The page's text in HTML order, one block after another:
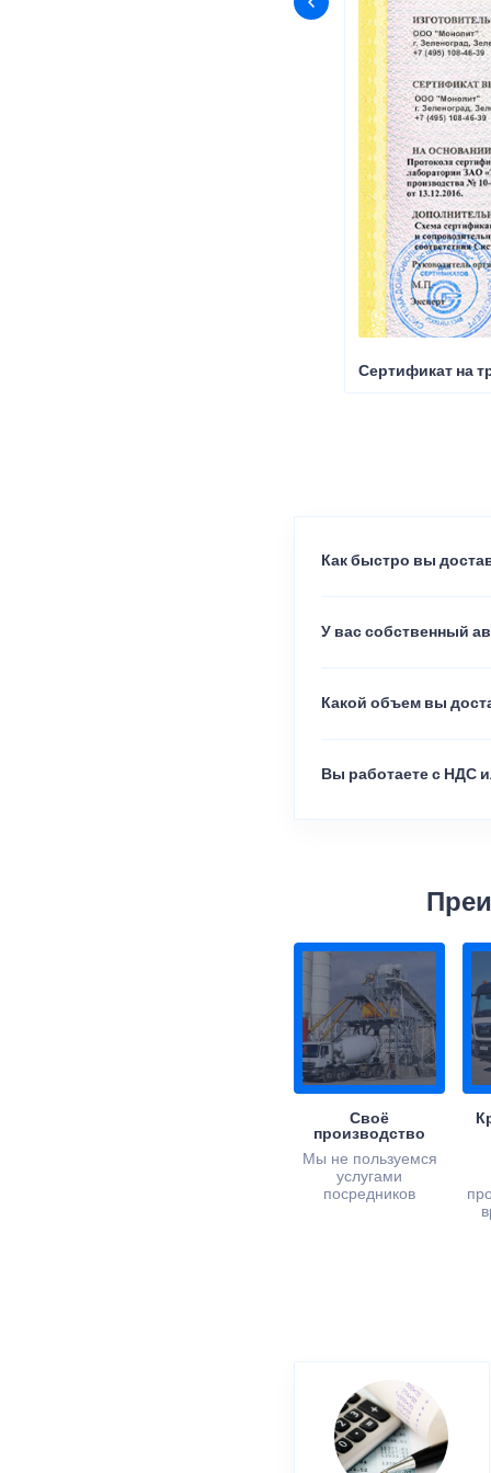
Сертификат на
Как быстро вы
У вас собственный
Какой объем вы
Вы работаете с НДС
Своё
производство
Мы не пользуемся
услугами
посредников